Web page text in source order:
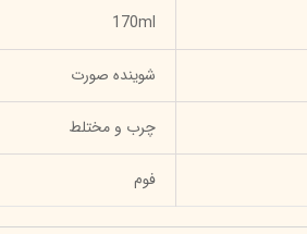
170ml
شوینده صورت
چرب و مختلط
فوم